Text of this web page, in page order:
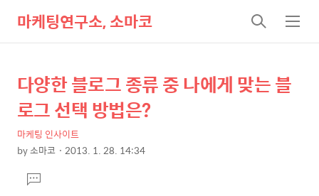
마케팅연구소, 소마코
검
색
메
뉴
상
세
컨
텐
본
제
목
다양한 블로그 종류 중 나에게 맞는 블
로그 선택 방법은?
마케팅 인사이트
by소마코 2013. 1. 28. 14:34
문댓
글